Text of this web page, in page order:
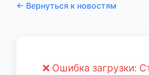
← Вернуться к новостям
❌ Ошибка загрузки: